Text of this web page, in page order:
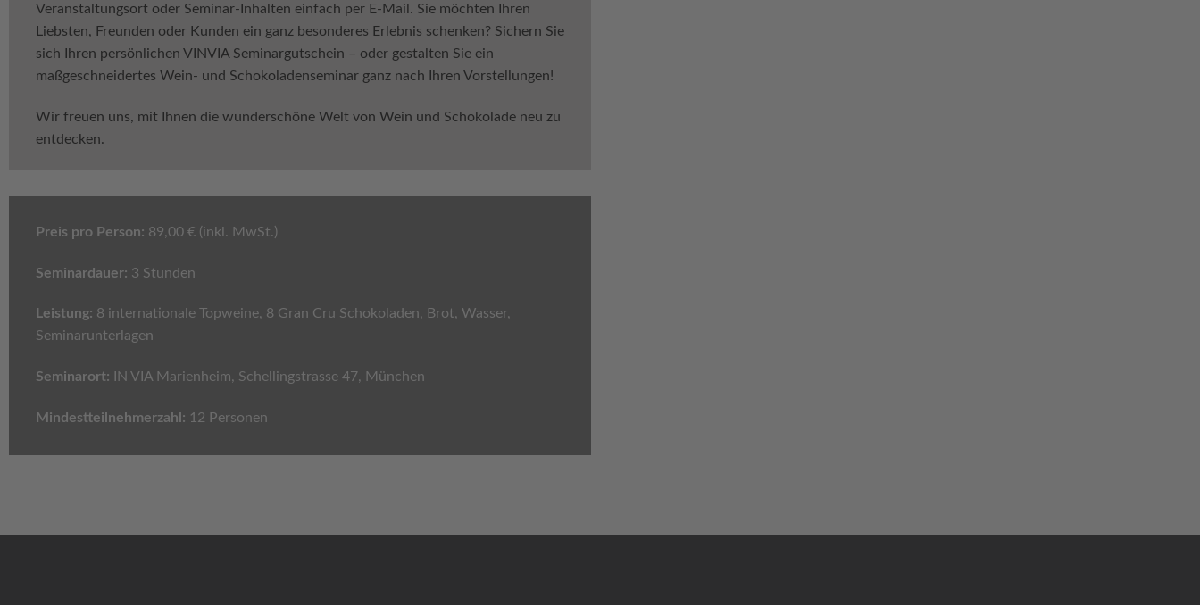
Veranstaltungsort oder Seminar-Inhalten einfach per E-Mail. Sie möchten Ihren
Liebsten, Freunden oder Kunden ein ganz besonderes Erlebnis schenken? Sichern Sie
sich Ihren persönlichen VINVIA Seminargutschein – oder gestalten Sie ein
maßgeschneidertes Wein- und Schokoladenseminar ganz nach Ihren Vorstellungen!
Wir freuen uns, mit Ihnen die wunderschöne Welt von Wein und Schokolade neu zu
entdecken.
Preis pro Person: 89,00 € (inkl. MwSt.)
Seminardauer: 3 Stunden
Leistung: 8 internationale Topweine, 8 Gran Cru Schokoladen, Brot, Wasser,
Seminarunterlagen
Seminarort: IN VIA Marienheim, Schellingstrasse 47, München
Mindestteilnehmerzahl: 12 Personen